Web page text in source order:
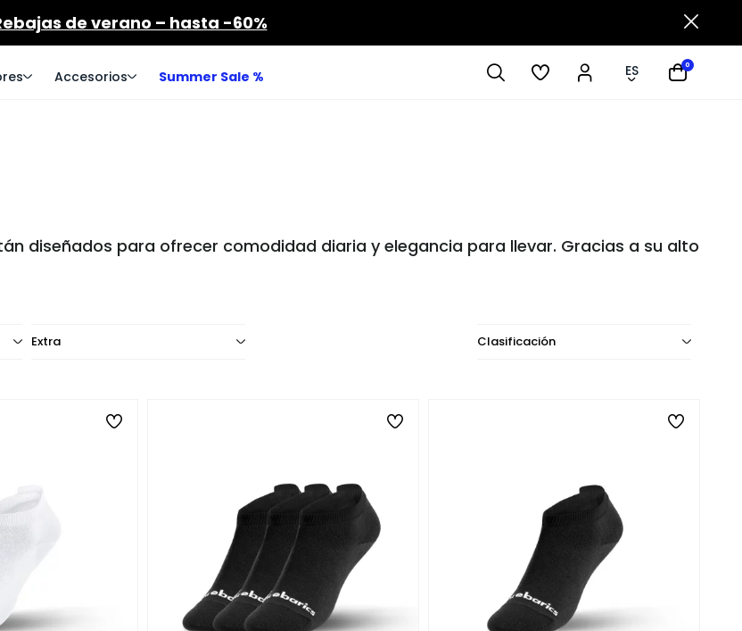
de verano – hasta -60%
Accesorios Summer Sale % ES 0
diseñados para ofrecer comodidad diaria y elegancia para llevar. Gracias a su alto
Extra Clasificación